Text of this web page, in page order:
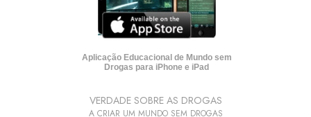
Aplicação Educacional de Mundo sem
Drogas para iPhone e iPad
VERDADE SOBRE AS DROGAS
A CRIAR UM MUNDO SEM DROGAS